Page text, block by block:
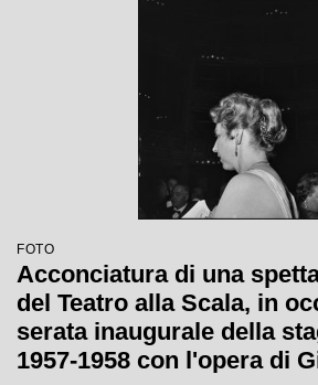
FOTO
Acconciatura di una
del Teatro alla Scala, in
serata inaugurale della
1957-1958 con l'opera di